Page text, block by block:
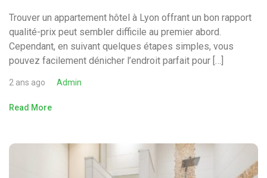
Trouver un appartement hôtel à Lyon offrant un bon rapport
qualité-prix peut sembler difficile au premier abord.
Cependant, en suivant quelques étapes simples, vous
pouvez facilement dénicher l’endroit parfait pour […]
2 ans ago Admin
Read More